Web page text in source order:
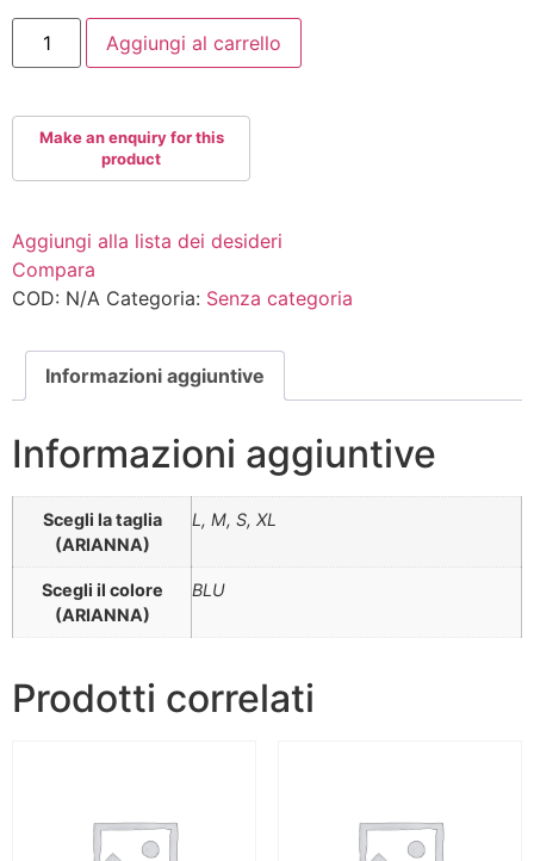
06560094
quantità
Aggiungi al carrello
Aggiungi alla lista dei desideri
Compara
COD: N/A Categoria: Senza categoria
Informazioni aggiuntive
Informazioni aggiuntive
Scegli la taglia
(ARIANNA)
L, M, S, XL
Scegli il colore
(ARIANNA)
BLU
Prodotti correlati